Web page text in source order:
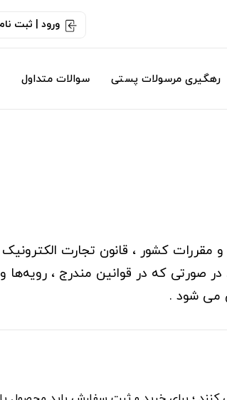
ورود | ثبت
رهگیری مرسولات پستی سوالات متداول
مقررات کشور ، قانون تجارت
صورتی که در قوانین مندرج ، رویه‏‌ها
می شود .